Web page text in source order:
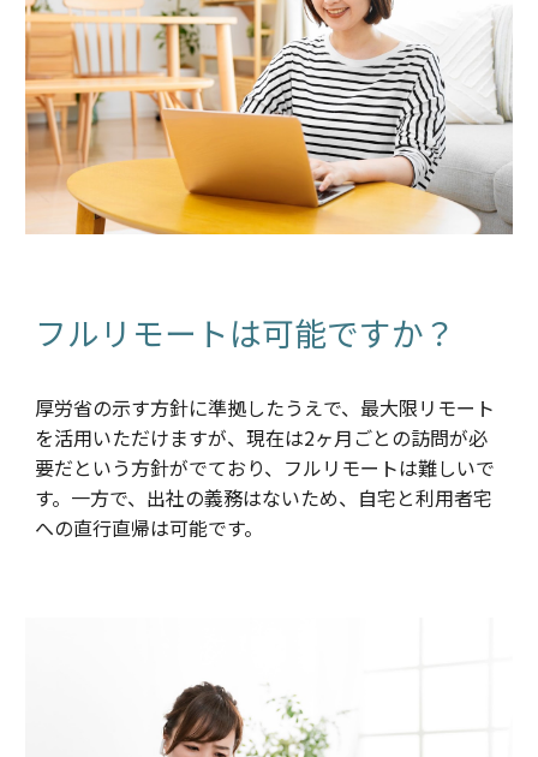
フルリモートは可能ですか？
厚労省の示す方針に準拠したうえで、最大限リモート
を活用いただけますが、現在は2ヶ月ごとの訪問が必
要だという方針がでており、フルリモートは難しいで
す。一方で、出社の義務はないため、自宅と利用者宅
への直行直帰は可能です。